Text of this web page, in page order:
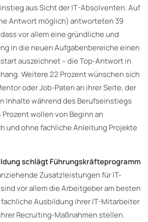
aus Sicht der IT-Absolventen. Auf
Antwort möglich) antworteten 39
vor allem eine gründliche und
in die neuen Aufgabenbereiche einen
auszeichnet – die Top-Antwort in
Weitere 22 Prozent wünschen sich
oder Job-Paten an ihrer Seite, der
Inhalte während des Berufseinstiegs
Prozent wollen von Beginn an
und ohne fachliche Anleitung Projekte
schlägt Führungskräfteprogramm
Zusatzleistungen für IT-
vor allem die Arbeitgeber am besten
Ausbildung ihrer IT-Mitarbeiter
Recruiting-Maßnahmen stellen.